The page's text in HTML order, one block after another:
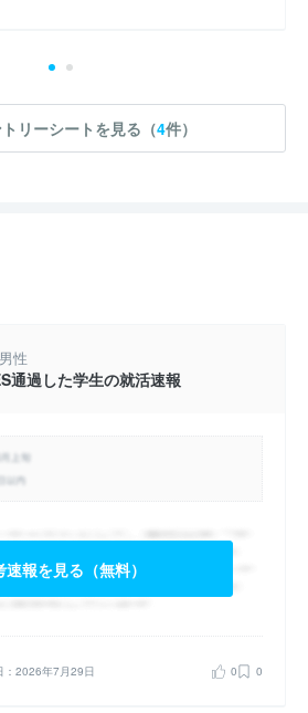
リーシートを見る（4件）
性
通過した学生の就活速報
速報を見る（無料）
：2026年7月29日 0 0